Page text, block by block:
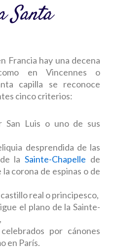
Santa
Francia hay una decena
en Vincennes o
capilla se reconoce
cinco criterios:
San Luis o uno de sus
desprendida de las
de laSainte-Chapelle de
corona de espinas o de
castillo real o principesco,
el plano de la Sainte-
por cánones
en París.